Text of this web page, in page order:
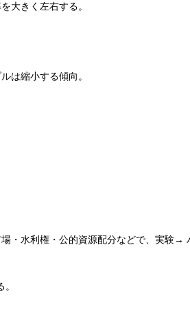
大きく左右する。
は縮小する傾向。
・水利権・公的資源配分などで、実験